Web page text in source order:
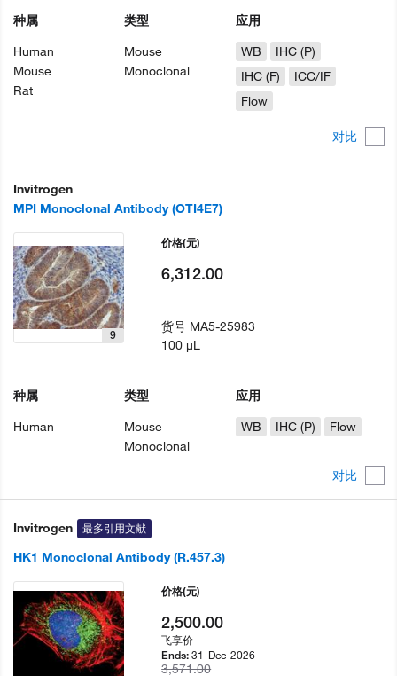
对比
种属
Human
Mouse
Rat
类型
Mouse
Monoclonal
应用
WB
IHC (P)
IHC (F)
ICC/IF
Flow
Invitrogen
MPI Monoclonal Antibody (OTI4E7)
对比
9
种属
Human
类型
Mouse
Monoclonal
应用
WB
IHC (P) Flow
价格(元)
6,312.00
货号 MA5-25983
100 µL
Invitrogen 最多引用文献
HK1 Monoclonal Antibody (R.457.3)
价格(元)
2,500.00
飞享价
Ends:31-Dec-2026
3,571.00